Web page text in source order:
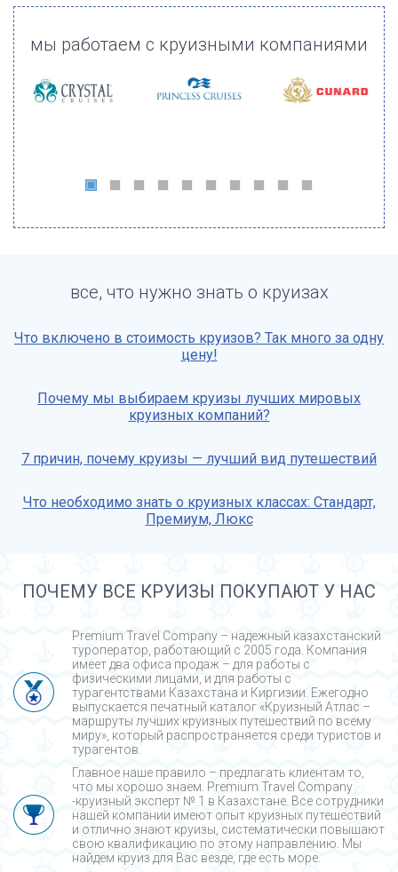
мы работаем с круизными компаниями
все, что нужно знать о круизах
Что включено в стоимость круизов? Так много за одну
цену!
Почему мы выбираем круизы лучших мировых
круизных компаний?
7 причин, почему круизы — лучший вид путешествий
Что необходимо знать о круизных классах: Стандарт,
Премиум, Люкс
ПОЧЕМУ ВСЕ КРУИЗЫ ПОКУПАЮТ У НАС
Premium Travel Company – надежный казахстанский
туроператор, работающий с 2005 года. Компания
имеет два офиса продаж – для работы с
физическими лицами, и для работы с
турагентствами Казахстана и Киргизии. Ежегодно
выпускается печатный каталог «Круизный Атлас –
маршруты лучших круизных путешествий по всему
миру», который распространяется среди туристов и
турагентов.
Главное наше правило – предлагать клиентам то,
что мы хорошо знаем. Premium Travel Company
-круизный эксперт № 1 в Казахстане. Все сотрудники
нашей компании имеют опыт круизных путешествий
и отлично знают круизы, систематически повышают
свою квалификацию по этому направлению. Мы
найдем круиз для Вас везде, где есть море.